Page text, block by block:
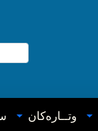
وتــاره‌کان